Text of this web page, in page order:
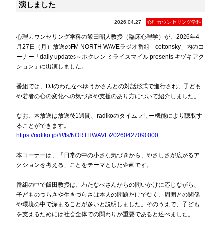
演しました
2026.04.27 心理カウンセリング学科
心理カウンセリング学科の飯田昭人教授（臨床心理学）が、2026年4
月27日（月）放送のFM NORTH WAVEラジオ番組「cottonsky」内のコ
ーナー「daily updates～ホクレン ミライスマイル presents キヅキアク
ション」に出演しました。
番組では、DJのわたなべゆうかさんとの対話形式で進行され、子ども
や若者の心の変化への気づきや支援のあり方について紹介しました。
なお、本放送は放送後1週間、radikoのタイムフリー機能により聴取す
ることができます。
https://radiko.jp/#!/ts/NORTHWAVE/20260427090000
本コーナーは、「日常の中の小さな気づきから、やさしさが広がるア
クションを考える」ことをテーマとした企画です。
番組の中で飯田教授は、わたなべさんからの問いかけに応じながら、
子どものつらさや生きづらさは本人の問題だけでなく、周囲との関係
や環境の中で深まることが多いと説明しました。そのうえで、子ども
を支えるためには社会全体での関わりが重要であると述べました。